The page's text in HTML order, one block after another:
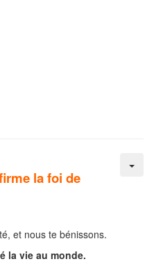
la foi de
et nous te bénissons.
la vie au monde.